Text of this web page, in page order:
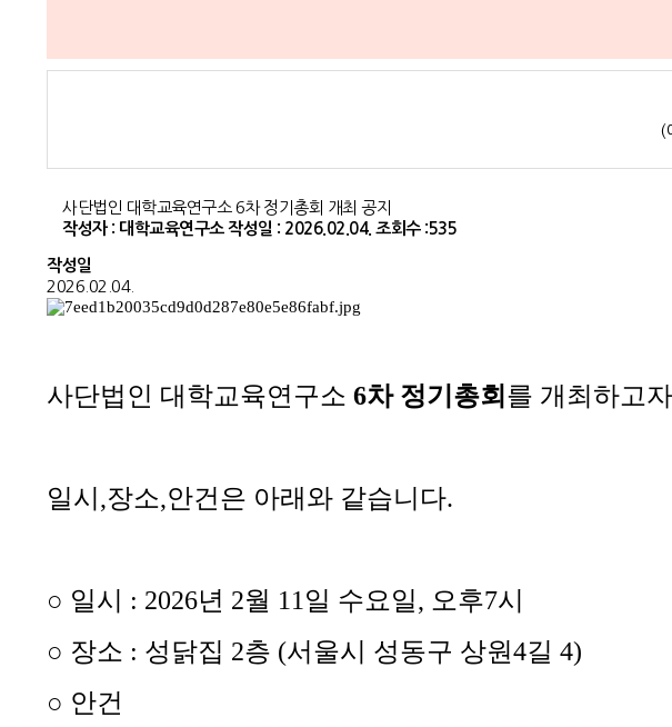
(
사단법인 대학교육연구소 6차 정기총회 개최 공지
작성자 : 대학교육연구소 작성일 : 2026.02.04. 조회수 :535
작성일
2026.02.04.
사단법인 대학교육연구소 6차 정기총회 를 개최하고
일시 ,장소,안건은 아래와 같습니다.
○ 일시 : 2026년 2월 11 일 수요일, 오후7시
○ 장소 : 성닭집 2층 (서울시 성동구 상원4길 4)
○ 안건